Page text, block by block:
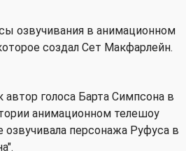
озвучивания в анимационном
создал Сет Макфарлейн.
автор голоса Барта Симпсона в
анимационном телешоу
персонажа Руфуса в